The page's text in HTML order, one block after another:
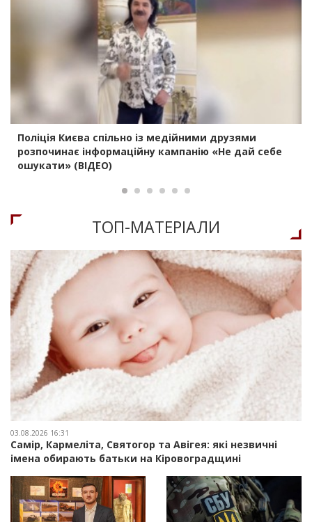
Поліція Києва спільно із медійними друзями
розпочинає інформаційну кампанію «Не дай себе
ошукати» (ВІДЕО)
ТОП-МАТЕРIАЛИ
03.08.2026 16:31
Самір, Кармеліта, Святогор та Авігея: які незвичні
імена обирають батьки на Кіровоградщині